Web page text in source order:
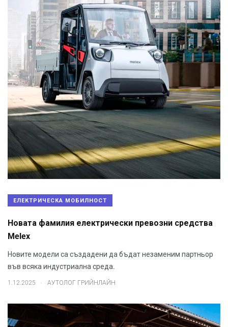
ЕЛЕКТРИЧЕСКА МОБИЛНОСТ
Новата фамилия електрически превозни средства
Melex
Новите модели са създадени да бъдат незаменим партньор
във всяка индустриална среда.
1.12.2025 . АУТОЛОГ ГРИЙНЛАЙН